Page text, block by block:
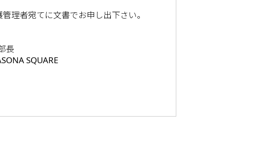
理者宛てに文書でお申し出下さい。
長
SQUARE